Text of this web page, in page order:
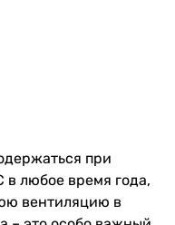
при
в любое время года,
вентиляцию в